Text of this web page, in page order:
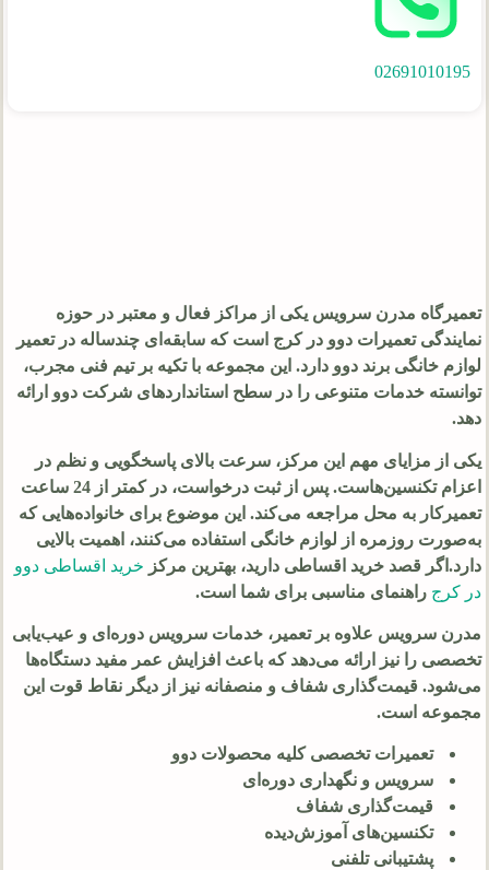
02691010195
تعمیرگاه مدرن سرویس یکی از مراکز فعال و معتبر در حوزه
نمایندگی تعمیرات دوو در کرج است که سابقه‌ای چندساله در تعمیر
لوازم خانگی برند دوو دارد. این مجموعه با تکیه بر تیم فنی مجرب،
توانسته خدمات متنوعی را در سطح استانداردهای شرکت دوو ارائه
دهد.
یکی از مزایای مهم این مرکز، سرعت بالای پاسخگویی و نظم در
اعزام تکنسین‌هاست. پس از ثبت درخواست، در کمتر از 24 ساعت
تعمیرکار به محل مراجعه می‌کند. این موضوع برای خانواده‌هایی که
به‌صورت روزمره از لوازم خانگی استفاده می‌کنند، اهمیت بالایی
دارد.اگر قصد خرید اقساطی دارید، بهترین مرکز خرید اقساطی دوو
در کرج راهنمای مناسبی برای شما است.
مدرن سرویس علاوه بر تعمیر، خدمات سرویس دوره‌ای و عیب‌یابی
تخصصی را نیز ارائه می‌دهد که باعث افزایش عمر مفید دستگاه‌ها
می‌شود. قیمت‌گذاری شفاف و منصفانه نیز از دیگر نقاط قوت این
مجموعه است.
تعمیرات تخصصی کلیه محصولات دوو
سرویس و نگهداری دوره‌ای
قیمت‌گذاری شفاف
تکنسین‌های آموزش‌دیده
پشتیبانی تلفنی